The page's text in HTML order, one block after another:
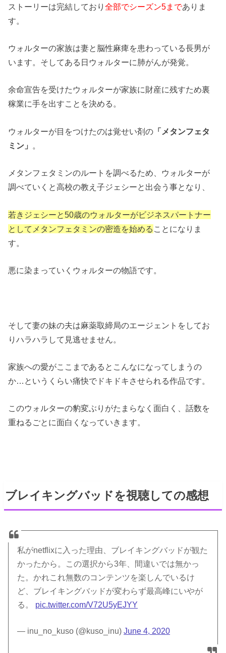
ストーリーは完結しており全部でシーズン5までありま
す。
ウォルターの家族は妻と脳性麻痺を患わっている長男が
います。そしてある日ウォルターに肺がんが発覚。
余命宣告を受けたウォルターが家族に財産に残すため裏
稼業に手を出すことを決める。
ウォルターが目をつけたのは覚せい剤の 「メタンフェタ
ミン」 。
メタンフェタミンのルートを調べるため、ウォルターが
調べていくと高校の教え子ジェシーと出会う事となり、
若きジェシーと50歳のウォルターがビジネスパートナー
としてメタンフェタミンの密造を始める ことになりま
す。
悪に染まっていくウォルターの物語です。
そして妻の妹の夫は麻薬取締局のエージェントをしてお
りハラハラして見逃せません。
家族への愛がここまであるとこんなになってしまうの
か…というくらい痛快でドキドキさせられる作品です。
このウォルターの豹変ぶりがたまらなく面白く、話数を
重ねるごとに面白くなっていきます。
ブレイキングバッドを視聴しての感想
私がnetflixに入った理由、ブレイキングバッドが観た
かったから。この選択から3年、間違いでは無かっ
た。かれこれ無数のコンテンツを楽しんでいるけ
ど、ブレイキングバッドが変わらず最高峰にいやが
る。 pic.twitter.com/V72U5yEJYY
— inu_no_kuso (@kuso_inu)June 4, 2020